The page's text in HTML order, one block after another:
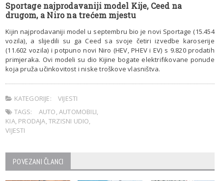
Sportage najprodavaniji model Kije, Ceed na
drugom, a Niro na trećem mjestu
Kijin najprodavaniji model u septembru bio je novi Sportage (15.454
vozila), a slijedili su ga Ceed sa svoje četiri izvedbe karoserije
(11.602 vozila) i potpuno novi Niro (HEV, PHEV i EV) s 9.820 prodatih
primjeraka. Ovi modeli su dio Kijine bogate elektrifikovane ponude
koja pruža učinkovitost i niske troškove vlasništva.
KATEGORIJE:
VIJESTI
TAGS:
AUTO,AUTOMOBILI,
KIA, PRODAJA,TRZISNI UDIO,
VIJESTI
POVEZANI ČLANCI